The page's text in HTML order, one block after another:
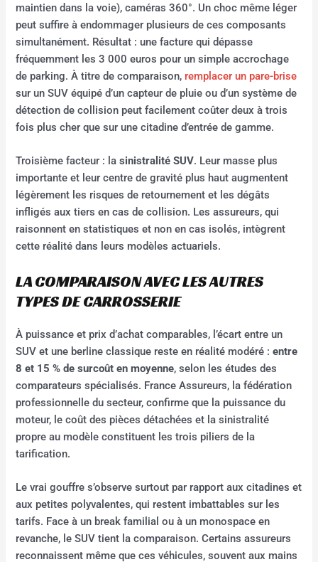
maintien dans la voie), caméras 360°. Un choc même léger
peut suffire à endommager plusieurs de ces composants
simultanément. Résultat : une facture qui dépasse
fréquemment les 3 000 euros pour un simple accrochage
de parking. À titre de comparaison, remplacer un pare-brise
sur un SUV équipé d’un capteur de pluie ou d’un système de
détection de collision peut facilement coûter deux à trois
fois plus cher que sur une citadine d’entrée de gamme.
Troisième facteur : lasinistralité SUV. Leur masse plus
importante et leur centre de gravité plus haut augmentent
légèrement les risques de retournement et les dégâts
infligés aux tiers en cas de collision. Les assureurs, qui
raisonnent en statistiques et non en cas isolés, intègrent
cette réalité dans leurs modèles actuariels.
LA COMPARAISON AVEC LES AUTRES
TYPES DE CARROSSERIE
À puissance et prix d’achat comparables, l’écart entre un
SUV et une berline classique reste en réalité modéré :entre
8 et 15 % de surcoût en moyenne, selon les études des
comparateurs spécialisés. France Assureurs, la fédération
professionnelle du secteur, confirme que la puissance du
moteur, le coût des pièces détachées et la sinistralité
propre au modèle constituent les trois piliers de la
tarification.
Le vrai gouffre s’observe surtout par rapport aux citadines et
aux petites polyvalentes, qui restent imbattables sur les
tarifs. Face à un break familial ou à un monospace en
revanche, le SUV tient la comparaison. Certains assureurs
reconnaissent même que ces véhicules, souvent aux mains